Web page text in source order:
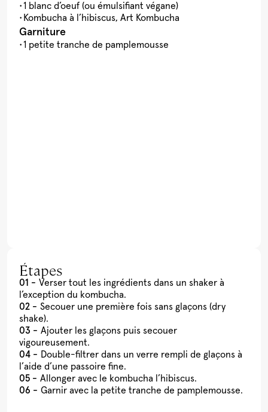
1 blanc d’oeuf (ou émulsifiant végane)
Kombucha à l’hibiscus, Art Kombucha
Garniture
1 petite tranche de pamplemousse
Étapes
Verser tout les ingrédients dans un shaker à
l’exception du kombucha.
Secouer une première fois sans glaçons (dry
shake).
Ajouter les glaçons puis secouer
vigoureusement.
Double-filtrer dans un verre rempli de glaçons à
l’aide d’une passoire fine.
Allonger avec le kombucha l’hibiscus.
Garnir avec la petite tranche de pamplemousse.